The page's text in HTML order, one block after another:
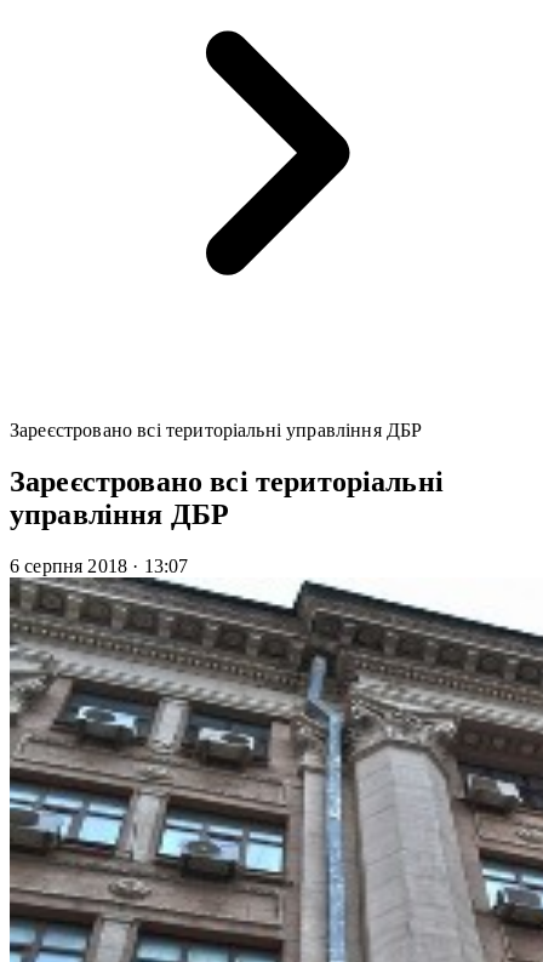
Зареєстровано всі територіальні управління ДБР
Зареєстровано всі територіальні
управління ДБР
6 серпня 2018 · 13:07